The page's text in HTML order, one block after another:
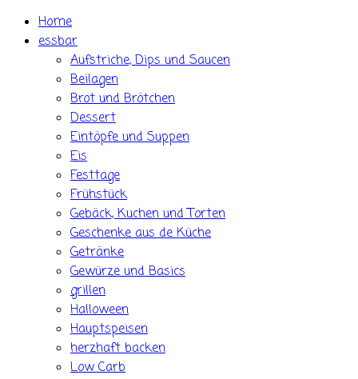
Skip Home
essbar
Aufstriche, Dips und Saucen
Beilagen
Brot und Brötchen
Dessert
Eintöpfe und Suppen
Eis
Festtage
Frühstück
Gebäck, Kuchen und Torten
Geschenke aus de Küche
Getränke
Gewürze und Basics
grillen
Halloween
Hauptspeisen
herzhaft backen
Low Carb